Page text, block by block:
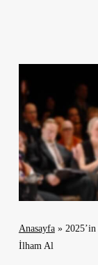
Anasayfa»
İlham Al